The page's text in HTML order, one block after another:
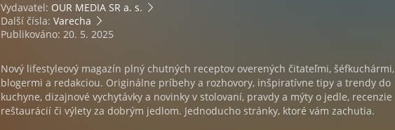
Vydavatel: OUR MEDIA SR a. s.
Další čísla: Varecha
Publikováno: 20. 5. 2025
Nový lifestyleový magazín plný chutných receptov overených čitateľmi, šéfkuchármi,
blogermi a redakciou. Originálne príbehy a rozhovory, inšpiratívne tipy a trendy do
kuchyne, dizajnové vychytávky a novinky v stolovaní, pravdy a mýty o jedle, recenzie
reštaurácií či výlety za dobrým jedlom. Jednoducho stránky, ktoré vám zachutia.